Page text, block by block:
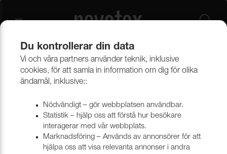
Beklädnadsmaterial Möbeltyger Alla möbeltyger
Du kontrollerar din data
Vi och våra partners använder teknik, inklusive
cookies, för att samla in information om dig för olika
ändamål, inklusive::
Nödvändigt – gör webbplatsen användbar.
Statistik – hjälp oss att förstå hur besökare
interagerar med vår webbplats.
Marknadsföring – Används av annonsörer för att
hjälpa oss att visa relevanta annonser i andra